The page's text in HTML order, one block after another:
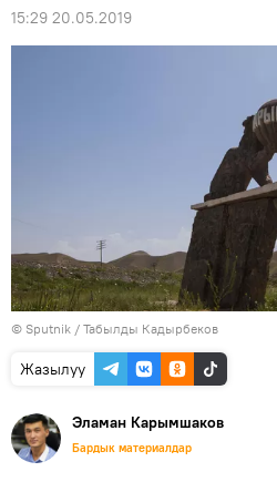
15:29 20.05.2019
© Sputnik / Табылды Кадырбеков
Жазылуу
Эламан Карымшаков
Бардык материалдар